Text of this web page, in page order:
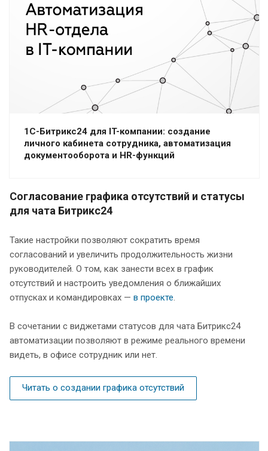
Согласование графика отсутствий и статусы
для чата Битрикс24
Такие настройки позволяют сократить время
согласований и увеличить продолжительность жизни
руководителей. О том, как занести всех в график
отсутствий и настроить уведомления о ближайших
отпусках и командировках — в проекте.
В сочетании с виджетами статусов для чата Битрикс24
автоматизации позволяют в режиме реального времени
видеть, в офисе сотрудник или нет.
Читать о создании графика отсутствий
1С-Битрикс24 для IT-компании: создание
личного кабинета сотрудника, автоматизация
документооборота и HR-функций